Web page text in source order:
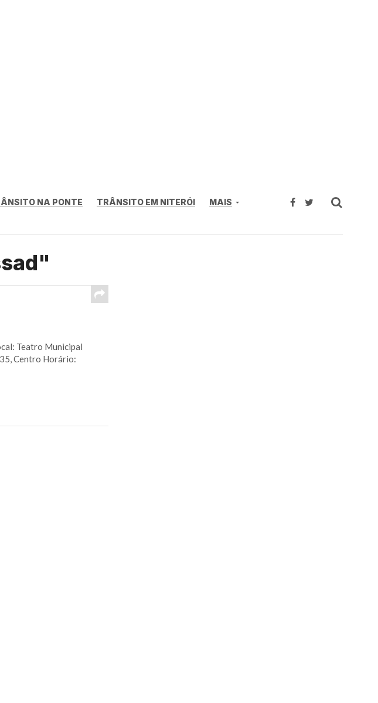
NA PONTE TRÂNSITO EM NITERÓI MAIS
Teatro Municipal
Centro Horário: